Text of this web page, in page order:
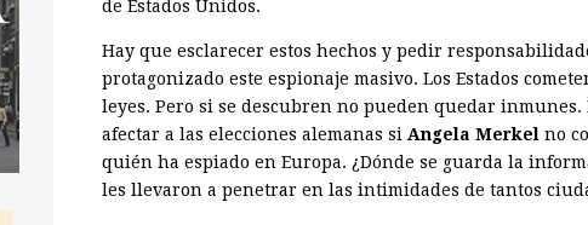
de Estados Unidos.
Hay que esclarecer estos hechos y pedir
protagonizado este espionaje masivo. Los Estados
leyes. Pero si se descubren no pueden quedar inmunes.
afectar a las elecciones alemanas si Angela Merkel no
quién ha espiado en Europa. ¿Dónde se guarda la
les llevaron a penetrar en las intimidades de tantos